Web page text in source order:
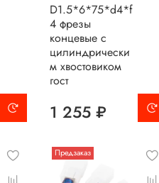
D1.5*6*75*d4*f
4 фрезы
концевые с
цилиндрически
м хвостовиком
гост
1 255 ₽
Предзаказ